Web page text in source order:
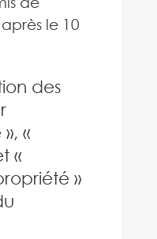
le 10
des
«
«
»